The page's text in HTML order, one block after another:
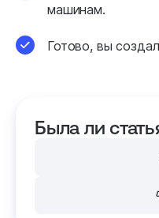
машинам.
Готово, вы
Была ли